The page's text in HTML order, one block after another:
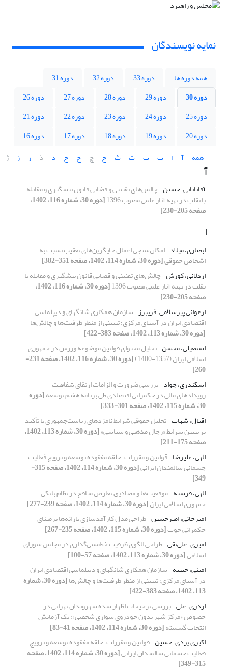
نمایه نویسندگان
همه دوره ها دوره 33 دوره 32
دوره 31
دوره 30
دوره 29 دوره 28 دوره 27
دوره 26
دوره 25
دوره 24 دوره 23 دوره 22
دوره 21
دوره 20
دوره 19 دوره 18 دوره 17
دوره 16
همه
آ ا ب پ ت ث ج چ ح خ د ذ ر ز ژ
آ
آقابابایی، حسین چالش‌های تقنینی و قضایی قانون پیشگیری و مقابله
با تقلب در تهیه آثار علمی مصوب 1396 [دوره 30، شماره 116، 1402،
صفحه 205-230]
ا
ابصاری، میلاد امکان‌سنجی اعمال جایگزین‌های تعقیب نسبت به
اشخاص حقوقی[دوره 30، شماره 114، 1402، صفحه 351-382]
اردلانی، کورش چالش‌های تقنینی و قضایی قانون پیشگیری و مقابله با
تقلب در تهیه آثار علمی مصوب 1396 [دوره 30، شماره 116، 1402،
صفحه 205-230]
ارغوانی پیرسلامی، فریبرز سازمان همکاری شانگهای و دیپلماسی
اقتصادی ایران در آسیای مرکزی؛ تبیینی از منظر ظرفیت‌ها و چالش‌ها
[دوره 30، شماره 113، 1402، صفحه 383-422]
اسمعیلی، محسن تحلیل محتوای قوانین موضوعه ورزش در جمهوری
اسلامی ایران (1357-1400) [دوره 30، شماره 116، 1402، صفحه 231-
260]
اسکندری، جواد بررسی ضرورت و الزامات ارتقای شفافیت
رویدادهای مالی در حکمرانی اقتصادی طی برنامه هفتم توسعه[دوره
30، شماره 115، 1402، صفحه 301-333]
اقبال، شهاب تحلیل حقوقی شرایط نامزدهای ریاست‌جمهوری با تأکید
بر تبیین شرایط «رجال مذهبی و سیاسی» [دوره 30، شماره 113، 1402،
صفحه 175-211]
الهی، علیرضا قوانین و مقررات، حلقه مفقوده توسعه و ترویج فعالیت
جسمانی سالمندان ایرانی [دوره 30، شماره 114، 1402، صفحه 315-
349]
الهی، فرشته موقعیت‌ها و مصادیق تعارض منافع در نظام بانکی
جمهوری اسلامی ایران[دوره 30، شماره 114، 1402، صفحه 239-277]
امیرخانی، امیرحسین طراحی مدل کارآمدسازی یارانه‌ها بر‌مبنای
حکمرانی خوب[دوره 30، شماره 115، 1402، صفحه 235-267]
امیری، علی‌نقی طراحی الگوی ظرفیت خط‌مشی‌گذاری در مجلس شورای
اسلامی[دوره 30، شماره 113، 1402، صفحه 57-100]
امینی، حبیبه سازمان همکاری شانگهای و دیپلماسی اقتصادی ایران
در آسیای مرکزی؛ تبیینی از منظر ظرفیت‌ها و چالش‌ها [دوره 30، شماره
113، 1402، صفحه 383-422]
اژدری، علی بررسی ترجیحات اظهار شده شهروندان تهرانی در
خصوص «مرکز شهر بدون خودروی سواری شخصی»‌: یک آزمایش
انتخاب گسسته[دوره 30، شماره 114، 1402، صفحه 41-83]
اکبری یزدی، حسین قوانین و مقررات، حلقه مفقوده توسعه و ترویج
فعالیت جسمانی سالمندان ایرانی [دوره 30، شماره 114، 1402، صفحه
315-349]